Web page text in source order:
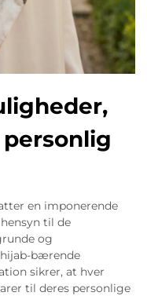
en imponerende
til de
og
bærende
sikrer, at hver
til deres personlige